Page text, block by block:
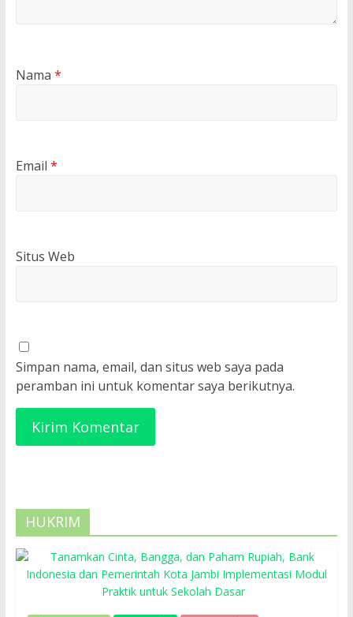
Nama *
Email *
Situs Web
Simpan nama, email, dan situs web saya pada
peramban ini untuk komentar saya berikutnya.
HUKRIM